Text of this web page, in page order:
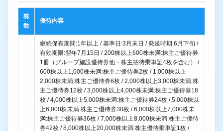
株
数
優待内容
継続保有期間:1年以上 / 基準日:3月末日 / 発送時期:6月下旬 /
有効期限:翌年7月15日 / 200株以上600株未満:株主ご優待券
1冊（グループ施設優待券他・株主招待乗車証4枚を含む） /
600株以上1,000株未満:株主ご優待券2枚 / 1,000株以上
2,000株未満:株主ご優待券6枚 / 2,000株以上3,000株未満:株
主ご優待券12枚 / 3,000株以上4,000株未満:株主ご優待券18
枚 / 4,000株以上5,000株未満:株主ご優待券24枚 / 5,000株以
上6,000株未満:株主ご優待券30枚 / 6,000株以上7,000株未
満:株主ご優待券36枚 / 7,000株以上8,000株未満:株主ご優待
券42枚 / 8,000株以上20,000株未満:株主優待乗車証1枚 /